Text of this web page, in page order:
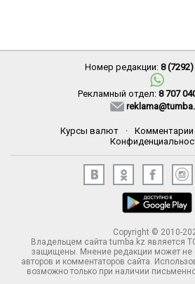
Номер редакции: 8
Рекламный отдел: 8 707
Курсы валют · Комментарии
Copyright © 2010-
Владельцем сайта tumba.kz является
защищены. Мнение редакции может не
авторов и комментаторов сайта.
возможно только при наличии